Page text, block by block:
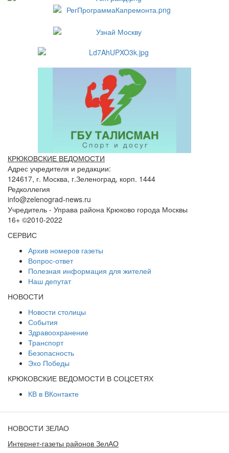
КРЮКОВСКИЕ ВЕДОМОСТИ
Адрес учредителя и редакции:
124617, г. Москва, г.Зеленоград, корп. 1444
Редколлегия
info@zelenograd-news.ru
Учредитель - Управа района Крюково города Москвы
16+ ©2010-2022
СЕРВИС
Архив номеров газеты
Вопрос-ответ
Полезная информация для жителей
Наш депутат
НОВОСТИ
Новости столицы
События
Здравоохранение
Транспорт
Безопасность
Эхо Победы
КРЮКОВСКИЕ ВЕДОМОСТИ В СОЦСЕТЯХ
КВ в ВКонтакте
НОВОСТИ ЗЕЛАО
Интернет-газеты районов ЗелАО